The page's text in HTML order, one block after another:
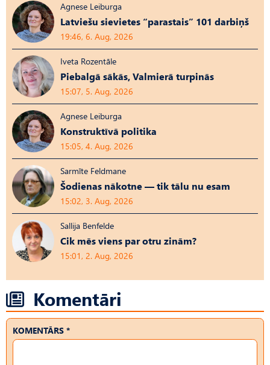
Agnese Leiburga
Latviešu sievietes “parastais” 101 darbiņš
19:46, 6. Aug, 2026
Iveta Rozentāle
Piebalgā sākās, Valmierā turpinās
15:07, 5. Aug, 2026
Agnese Leiburga
Konstruktīvā politika
15:05, 4. Aug, 2026
Sarmīte Feldmane
Šodienas nākotne — tik tālu nu esam
15:02, 3. Aug, 2026
Sallija Benfelde
Cik mēs viens par otru zinām?
15:01, 2. Aug, 2026
Komentāri
KOMENTĀRS *